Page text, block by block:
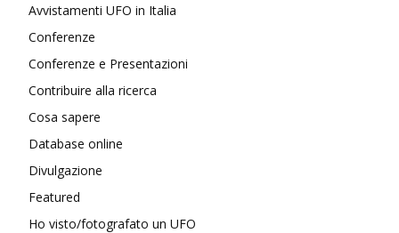
Avvistamenti UFO in Italia
Conferenze
Conferenze e Presentazioni
Contribuire alla ricerca
Cosa sapere
Database online
Divulgazione
Featured
Ho visto/fotografato un UFO